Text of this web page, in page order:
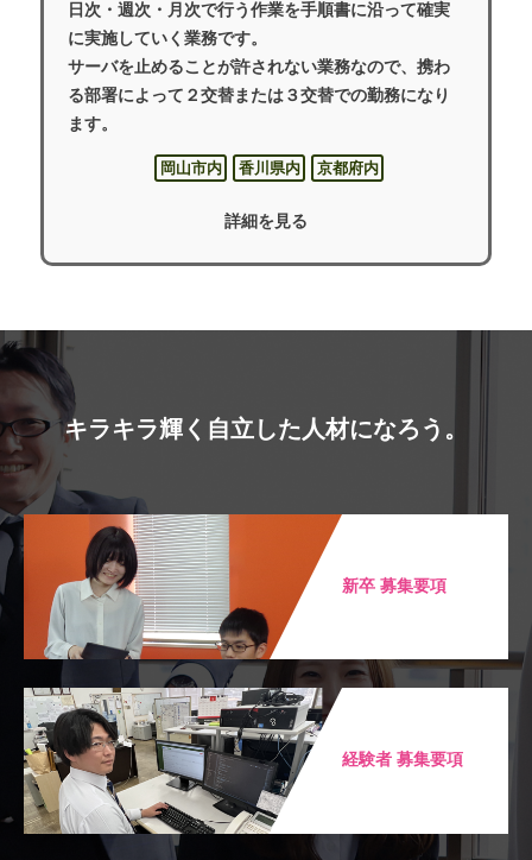
日次・週次・月次で行う作業を手順書に沿って確実
に実施していく業務です。
サーバを止めることが許されない業務なので、携わ
る部署によって２交替または３交替での勤務になり
ます。
岡山市内 香川県内 京都府内
詳細を見る
キラキラ輝く自立した人材になろう。
新卒 募集要項
経験者 募集要項